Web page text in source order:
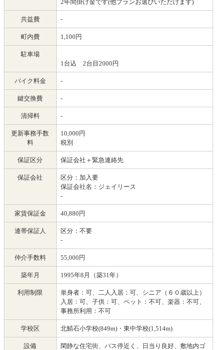
2年間掛け金です(他プランお選びいただけます)
共益費 -
町内費 1,100円
駐車場
1台込 2台目2000円
バイク料金 -
鍵交換費 -
清掃料 -
更新事務手数
料
10,000円
税別
保証区分 保証会社＋緊急連絡先
保証会社
区分：加入要
保証会社名：ジェイリース
-
家賃保証金 40,880円
連帯保証人
区分：不要
-
仲介手数料 55,000円
築年月 1995年8月（築31年）
利用制限
単身者：可、二人入居：可、シニア（６０歳以上）
入居：可、子供：可、ペット：不可、楽器：不可、
事務所利用：不可
学校区 北鯖石小学校(849m)・東中学校(1,514m)
設備
閑静な住宅街、バス停近く、日当り良好、敷地内ゴ